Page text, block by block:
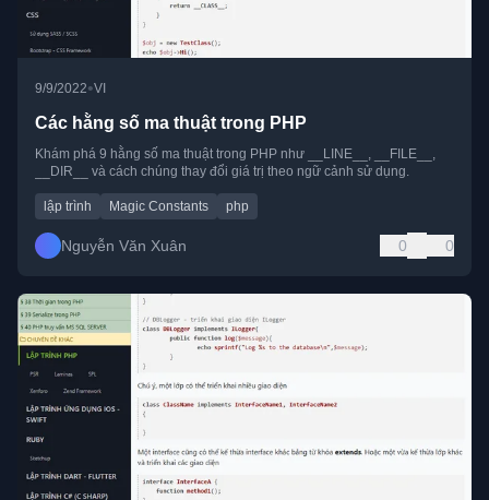
9/9/2022•VI
Các hằng số ma thuật trong PHP
Khám phá 9 hằng số ma thuật trong PHP như __LINE__, __FILE__,
__DIR__ và cách chúng thay đổi giá trị theo ngữ cảnh sử dụng.
lập trình Magic Constants php
Nguyễn Văn Xuân 0 0